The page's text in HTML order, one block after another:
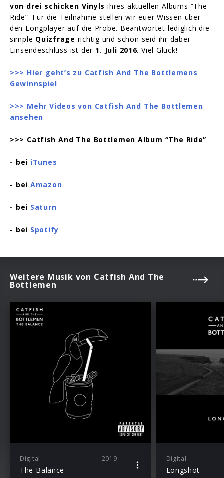
von drei schicken Vinyls ihres aktuellen Albums “The
Ride”. Für die Teilnahme stellen wir euer Wissen über
den Longplayer auf die Probe. Beantwortet lediglich die
simple Quizfrage richtig und schon seid ihr dabei.
Einsendeschluss ist der 1. Juli 2016. Viel Glück!
>>> Hier geht’s zu Catfish And The Bottlemens
Gewinnspiel
>>> Mehr Videos von Catfish And The Bottlemen
ansehen
>>> Catfish And The Bottlemen Album “The Ride”
- bei iTunes
- beiAmazon
- bei Saturn
- bei Spotify
Weitere Musik von Catfish And The
Bottlemen
Digital 2019
The Balance
Digital
Longshot